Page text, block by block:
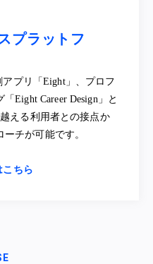
プラットフ
アプリ「Eight」、プロフ
Eight Career Design」と
える利用者との接点か
チが可能です。
こちら